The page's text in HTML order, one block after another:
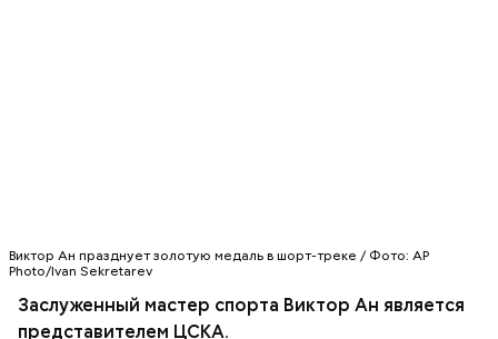
Виктор Ан празднует золотую медаль в шорт-треке / Фото: AP
Photo/Ivan Sekretarev
Заслуженный мастер спорта Виктор Ан является
представителем ЦСКА.